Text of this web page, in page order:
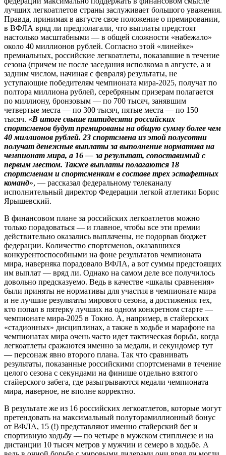
лучших легкоатлетов страны заслуживает большого уважения.
Правда, принимая в августе свое положение о премировании,
в ВФЛА вряд ли предполагали, что выплаты предстоят
настолько масштабными — в общей сложнос­ти «набежало»
около 40 миллионов рублей. Согласно этой «линейке»
премиальных, российские легкоатлеты, показавшие в течение
сезона (причем не после заседания исполкома в августе, а и
задним числом, начиная с февраля) результаты, не
уступающие победителям чемпионата мира-2025, получат по
полтора миллиона руб­лей, серебряным призерам полагается
по миллиону, бронзовым — по 700 тысяч, занявшим
четвертые места — по 300 тысяч, пятые места — по 150
тысяч. «В итоге свыше пятидесяти российских
спортсменов будут премированы на общую сумму более чем
40 миллионов рублей. 23 спортсмена из этой полусотни
получат денежные выплаты за выполнение норматива на
чемпионат мира, а 16 — за результат, сопоставимый с
первым местом. Также выплаты полагаются 18
спортсменам и спортсменкам в составе трех эстафетных
команд», — рассказал федеральному телеканалу
исполнительный директор Федерации легкой атлетики Борис
Ярышевский.
В финансовом плане за российских легкоатлетов можно
только порадоваться — и главное, чтобы все эти премии
действительно оказались выплачены, не подорвав бюджет
федерации. Количество спортсменов, оказавшихся
конкурентоспособными на фоне результатов чемпионата
мира, наверняка порадовало ВФЛА, а вот суммы предстоящих
им выплат — вряд ли. Однако на самом деле все получилось
довольно предсказуемо. Ведь в качестве «шкалы сравнения»
были приняты не нормативы для участия в чемпионате мира
и не лучшие результаты мирового сезона, а достижения тех,
кто попал в пятерку лучших на одном конкретном старте —
чемпионате мира-2025 в Токио. А, например, в стайерских
«стадионных» дисцип­линах, а также в ходьбе и марафоне на
чемпионатах мира очень часто идет тактическая борьба, когда
легкоатлеты сражаются именно за медали, и секундомер тут
— персонаж явно второго плана. Так что сравнивать
результаты, показанные российскими спортсменами в течение
целого сезона с секундами на финише отдельно взятого
стайерского забега, где разыгрываются медали чемпионата
мира, наверное, не вполне корректно.
В результате же из 16 российских легкоатлетов, которые могут
претендовать на максимальный полуторамиллионный бонус
от ВФЛА, 15 (!) представляют именно стайерский бег и
спортивную ходьбу — по четыре в мужском стипльчезе и на
дистанции 10 тысяч метров у мужчин и семеро в ходьбе. А